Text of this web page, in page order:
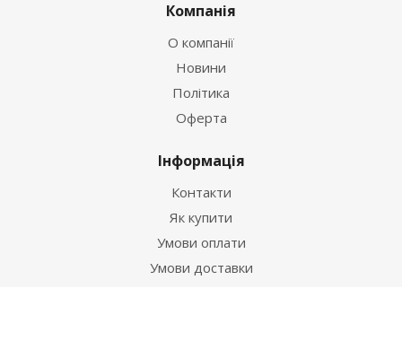
Компанія
О компанії
Новини
Політика
Оферта
Інформація
Контакти
Як купити
Умови оплати
Умови доставки